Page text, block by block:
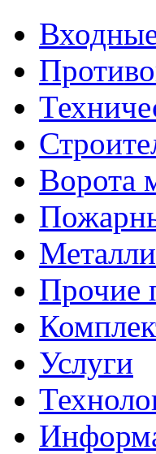
Ворота
Прочие
Услуги